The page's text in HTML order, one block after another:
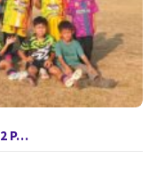
P…